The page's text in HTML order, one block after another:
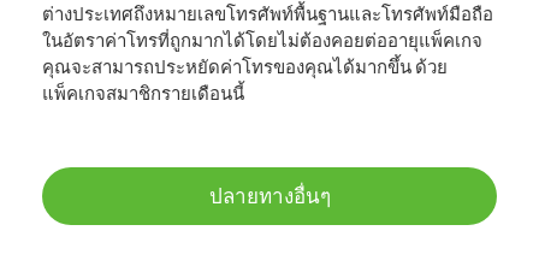
ต่างประเทศถึงหมายเลขโทรศัพท์พื้นฐานและโทรศัพท์มือถือ
ในอัตราค่าโทรที่ถูกมากได้โดยไม่ต้องคอยต่ออายุแพ็คเกจ
คุณจะสามารถประหยัดค่าโทรของคุณได้มากขึ้น ด้วย
แพ็คเกจสมาชิกรายเดือนนี้
ปลายทางอื่นๆ